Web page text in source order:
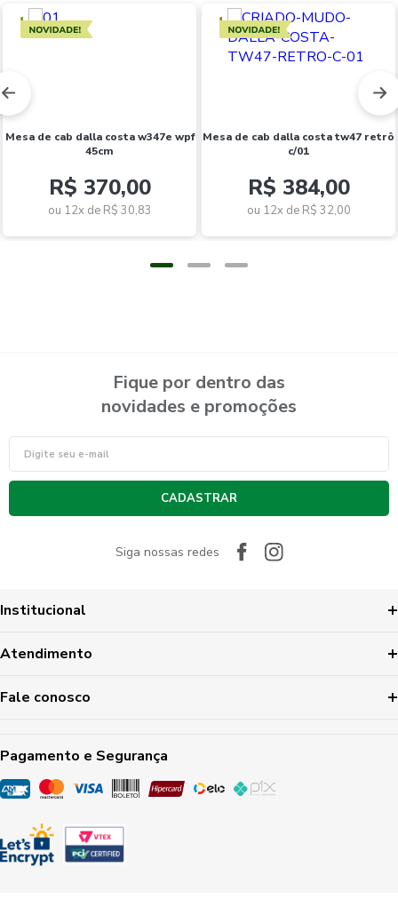
Novidades
mesa de cab dalla costa w347e wpf
45cm
R$ 370,00
ou 12x de R$ 30,83
Novidades
mesa de cab dalla costa tw47 retrô
c/01
R$ 384,00
ou 12x de R$ 32,00
Fique por dentro das
novidades e promoções
CADASTRAR
Siga nossas redes
Institucional
Atendimento
Fale conosco
Pagamento e Segurança